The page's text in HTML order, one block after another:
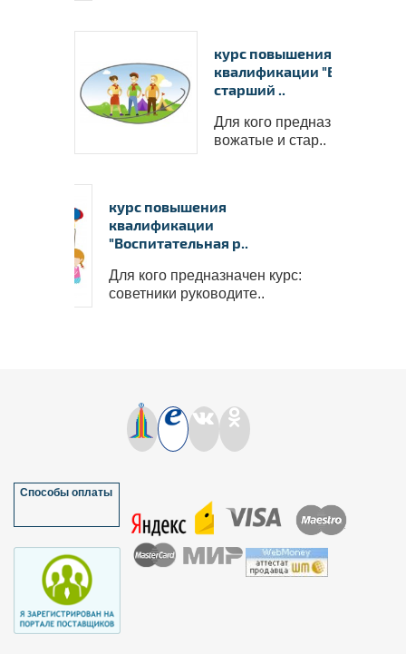
курс повышения
квалификации "Вожатый/
старший ..
Для кого предназначен
вожатые и стар..
курс повышения
квалификации
"Воспитательная р..
Для кого предназначен курс:
советники руководите..
Способы оплаты